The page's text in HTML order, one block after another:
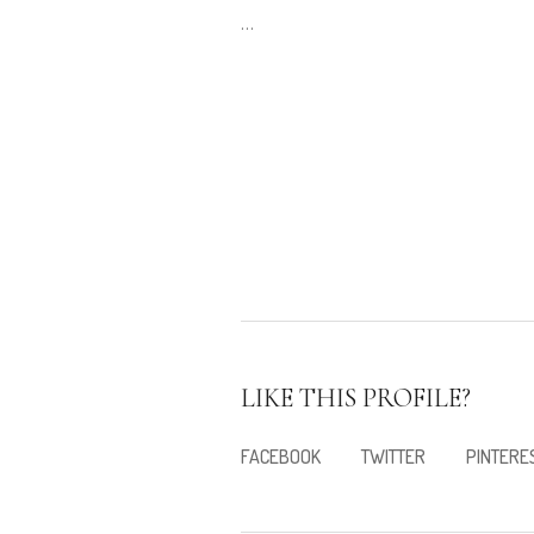
…
LIKE THIS PROFILE?
FACEBOOK TWITTER